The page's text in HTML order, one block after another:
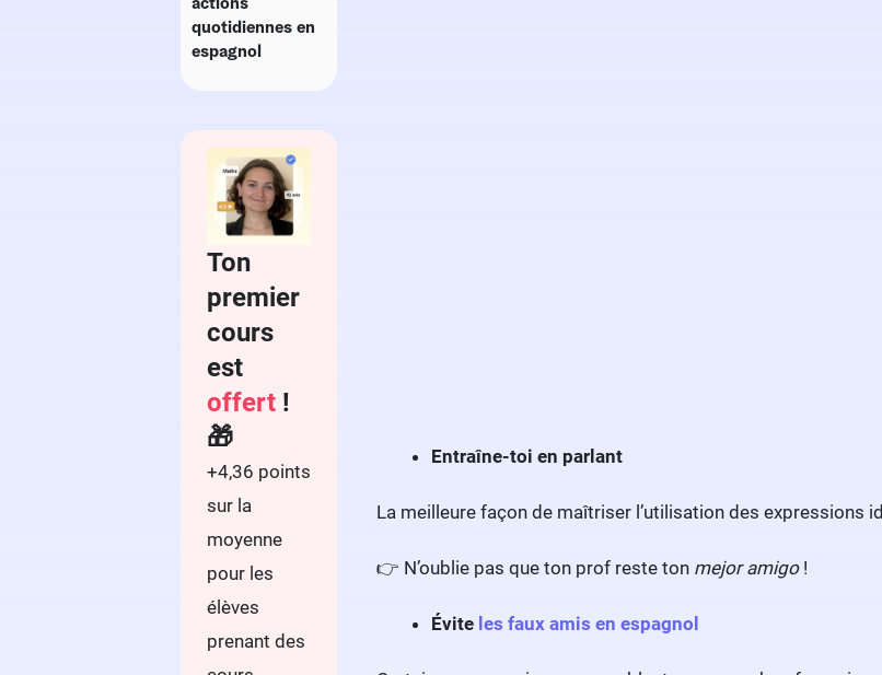
Entraîne-toi en parlant
La meilleure façon de maîtriser l’utilisation des expressions
👉 N’oublie pas que ton prof reste ton mejor amigo!
Évite les faux amis en espagnol
quotidiennes en
espagnol
Ton
premier
cours
est
offert !
🎁
+4,36 points
sur la
moyenne
pour les
élèves
prenant des